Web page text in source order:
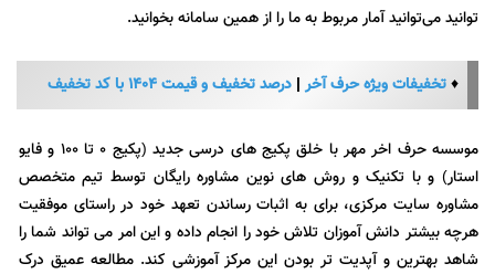
توانید می‌توانید آمار مربوط به ما را از همین سامانه بخوانید.
♦تخفیفات ویژه حرف آخر|درصد تخفیف و قیمت 1404 با کد تخفیف
موسسه حرف اخر مهر با خلق پکیج های درسی جدید (پکیج 0 تا 100 و فایو
استار) و با تکنیک و روش های نوین مشاوره رایگان توسط تیم متخصص
مشاوره سایت مرکزی، برای به اثبات رساندن تعهد خود در راستای موفقیت
هرچه بیشتر دانش آموزان تلاش خود را انجام داده و این امر می تواند شما را
شاهد بهترین و آپدیت تر بودن این مرکز آموزشی کند. مطالعه عمیق درک